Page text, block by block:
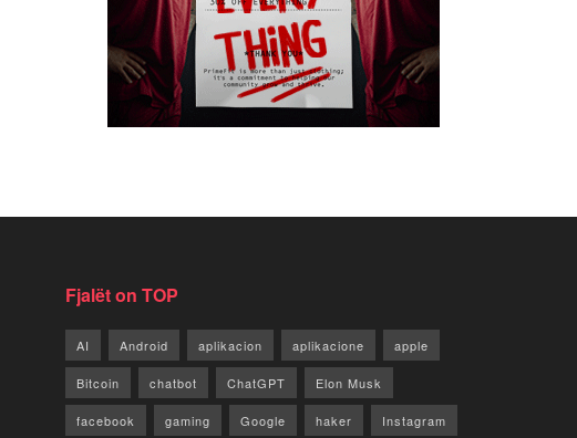
Fjalët on TOP
AI Android aplikacion aplikacione apple
Bitcoin chatbot ChatGPT Elon Musk
facebook gaming Google haker Instagram